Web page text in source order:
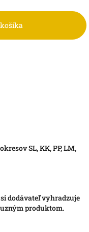
SL, KK, PP, LM,
dodávateľ vyhradzuje
produktom.